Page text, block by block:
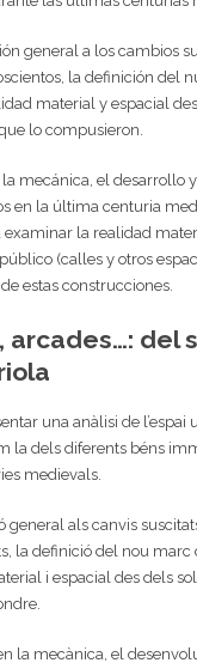
general a los cambios
la definición del
material y espacial
lo compusieron.
mecánica, el
en la última centuria
la realidad
(calles y otros
estas construcciones.
arcades…: del
una anàlisi de
la dels diferents béns
medievals.
general als canvis
la definició del nou marc
i espacial des dels
la mecànica, el